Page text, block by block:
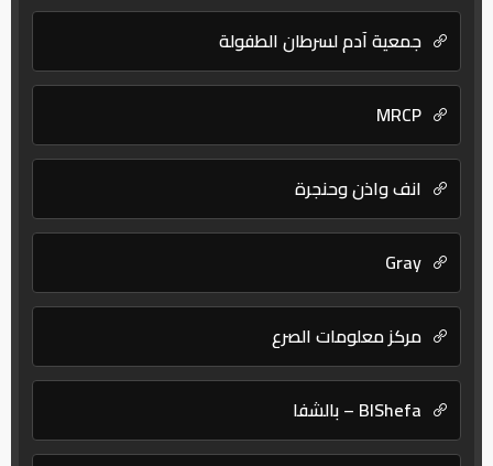
جمعية آدم لسرطان الطفولة
MRCP
انف واذن وحنجرة
Gray
مركز معلومات الصرع
BlShefa – بالشفا